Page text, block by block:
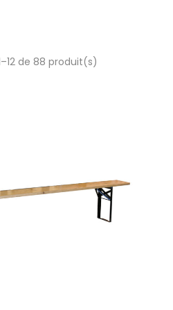
de 88 produit(s)